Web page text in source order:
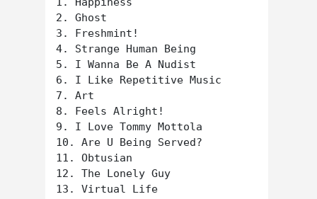
2. Ghost
3. Freshmint!
4. Strange Human Being
5. I Wanna Be A Nudist
6. I Like Repetitive Music
7. Art
8. Feels Alright!
9. I Love Tommy Mottola
10. Are U Being Served?
11. Obtusian
12. The Lonely Guy